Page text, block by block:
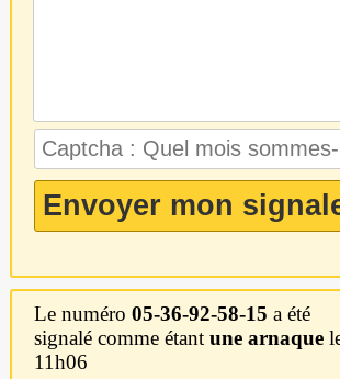
Le numéro 05-36-92-58-15 a été
signalé comme étant une arnaque
11h06